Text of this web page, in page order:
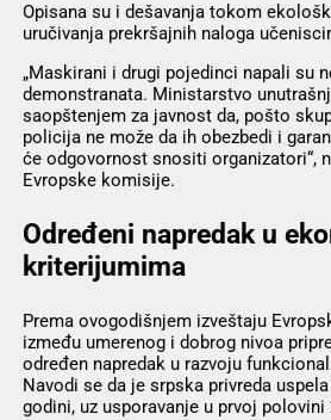
Opisana su i dešavanja tokom
uručivanja prekršajnih naloga
„Maskirani i drugi pojedinci napali su
demonstranata. Ministarstvo
saopštenjem za javnost da, pošto
policija ne može da ih obezbedi i
će odgovornost snositi organizatori“,
Evropske komisije.
Određeni napredak u
kriterijumima
Prema ovogodišnjem izveštaju
između umerenog i dobrog nivoa
određen napredak u razvoju
Navodi se da je srpska privreda
godini, uz usporavanje u prvoj polovini